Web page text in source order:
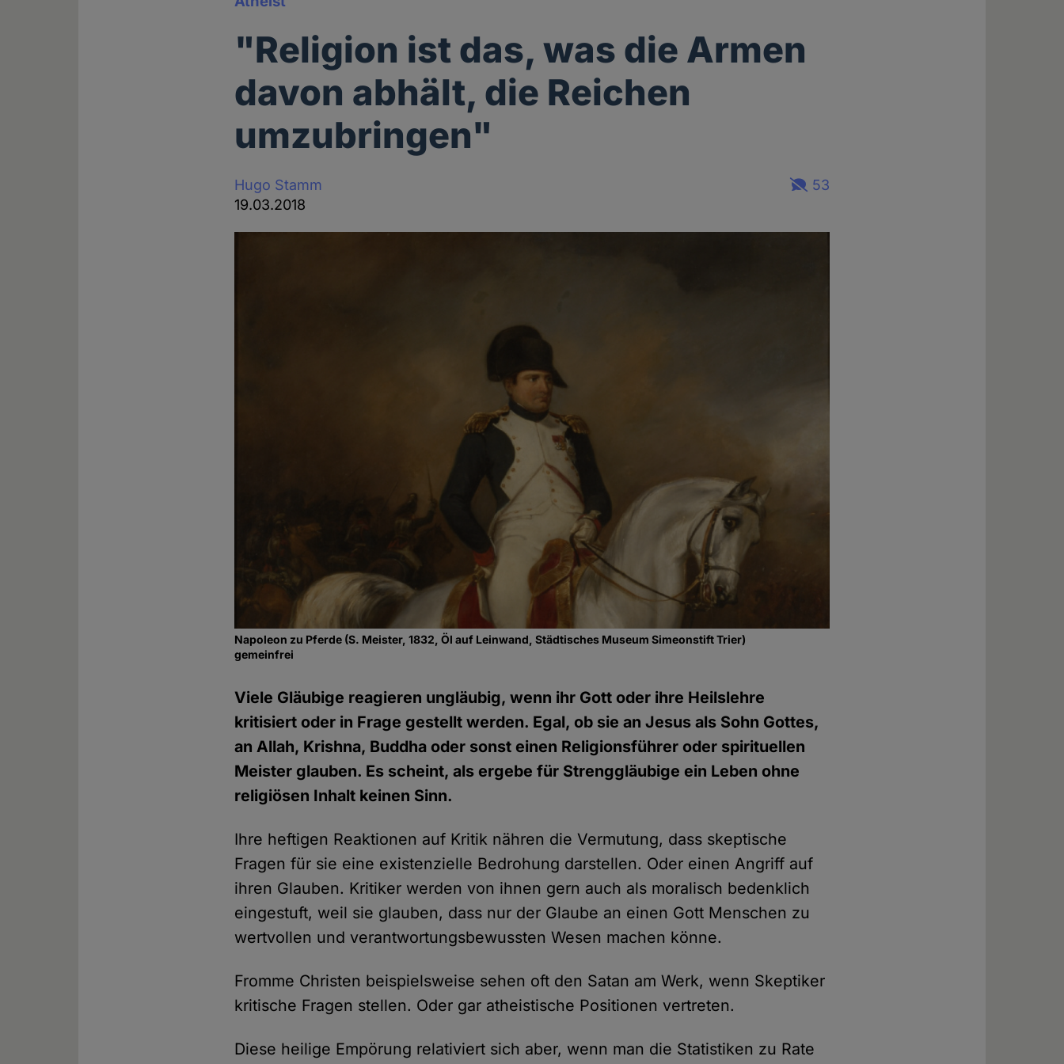
"Religion ist das, was die Armen
davon abhält, die Reichen
umzubringen"
Hugo Stamm
19.03.2018
53
Napoleon zu Pferde (S. Meister, 1832, Öl auf Leinwand, Städtisches Museum Simeonstift Trier)
gemeinfrei
Viele Gläubige reagieren ungläubig, wenn ihr Gott oder ihre Heilslehre
kritisiert oder in Frage gestellt werden. Egal, ob sie an Jesus als Sohn Gottes,
an Allah, Krishna, Buddha oder sonst einen Religionsführer oder spirituellen
Meister glauben. Es scheint, als ergebe für Strenggläubige ein Leben ohne
religiösen Inhalt keinen Sinn.
Ihre heftigen Reaktionen auf Kritik nähren die Vermutung, dass skeptische
Fragen für sie eine existenzielle Bedrohung darstellen. Oder einen Angriff auf
ihren Glauben. Kritiker werden von ihnen gern auch als moralisch bedenklich
eingestuft, weil sie glauben, dass nur der Glaube an einen Gott Menschen zu
wertvollen und verantwortungsbewussten Wesen machen könne.
Fromme Christen beispielsweise sehen oft den Satan am Werk, wenn Skeptiker
kritische Fragen stellen. Oder gar atheistische Positionen vertreten.
Diese heilige Empörung relativiert sich aber, wenn man die Statistiken zu Rate